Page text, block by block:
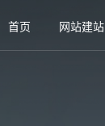
首页 网站建站